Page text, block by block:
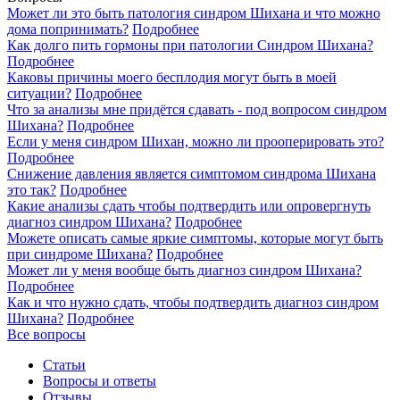
Может ли это быть патология синдром Шихана и что можно
дома попринимать? Подробнее
Как долго пить гормоны при патологии Синдром Шихана?
Подробнее
Каковы причины моего бесплодия могут быть в моей
ситуации? Подробнее
Что за анализы мне придётся сдавать - под вопросом синдром
Шихана? Подробнее
Если у меня синдром Шихан, можно ли прооперировать это?
Подробнее
Снижение давления является симптомом синдрома Шихана
это так? Подробнее
Какие анализы сдать чтобы подтвердить или опровергнуть
диагноз синдром Шихана? Подробнее
Можете описать самые яркие симптомы, которые могут быть
при синдроме Шихана? Подробнее
Может ли у меня вообще быть диагноз синдром Шихана?
Подробнее
Как и что нужно сдать, чтобы подтвердить диагноз синдром
Шихана? Подробнее
Все вопросы
Статьи
Вопросы и ответы